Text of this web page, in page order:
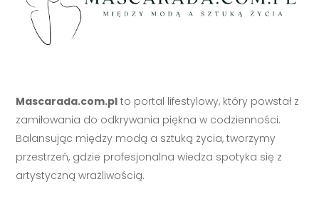
Mascarada.com.pl to portal lifestylowy, który powstał z
zamiłowania do odkrywania piękna w codzienności.
Balansując między modą a sztuką życia, tworzymy
przestrzeń, gdzie profesjonalna wiedza spotyka się z
artystyczną wrażliwością.